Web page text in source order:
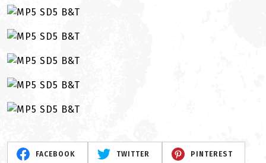
FACEBOOK TWITTER PINTEREST